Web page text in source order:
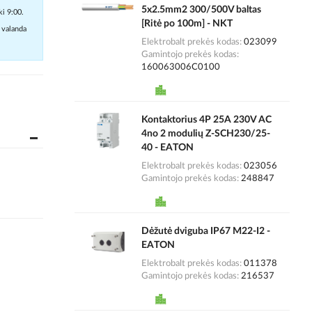
9:00.
5x2.5mm2 300/500V baltas
[Ritė po 100m] - NKT
Elektrobalt prekės kodas 023099
Gamintojo prekės kodas
160063006C0100
Kontaktorius 4P 25A 230V AC
4no 2 modulių Z-SCH230/25-
40 - EATON
Elektrobalt prekės kodas 023056
Gamintojo prekės kodas 248847
Dėžutė dviguba IP67 M22-I2 -
EATON
Elektrobalt prekės kodas 011378
Gamintojo prekės kodas 216537